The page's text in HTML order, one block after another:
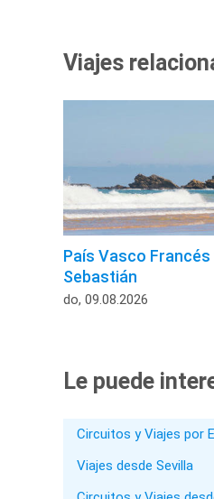
Viajes
País Vasco Francés
Sebastián
do, 09.08.2026
Le puede
Circuitos y Viajes por
Viajes desde Sevilla